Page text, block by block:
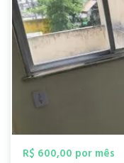
R$ 600,00 por mês